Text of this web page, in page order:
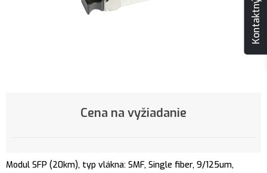
Cena na vyžiadanie
Modul SFP (20km), typ vlákna: SMF, Single fiber, 9/125um,